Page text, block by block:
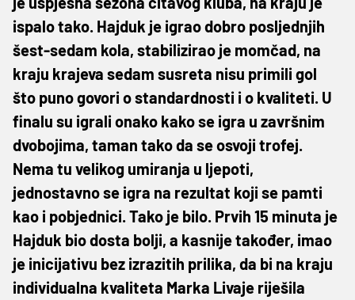
ispalo tako. Hajduk je igrao dobro posljednjih
šest-sedam kola, stabilizirao je momčad, na
kraju krajeva sedam susreta nisu primili gol
što puno govori o standardnosti i o kvaliteti. U
finalu su igrali onako kako se igra u završnim
dvobojima, taman tako da se osvoji trofej.
Nema tu velikog umiranja u ljepoti,
jednostavno se igra na rezultat koji se pamti
kao i pobjednici. Tako je bilo. Prvih 15 minuta je
Hajduk bio dosta bolji, a kasnije također, imao
je inicijativu bez izrazitih prilika, da bi na kraju
individualna kvaliteta Marka Livaje riješila